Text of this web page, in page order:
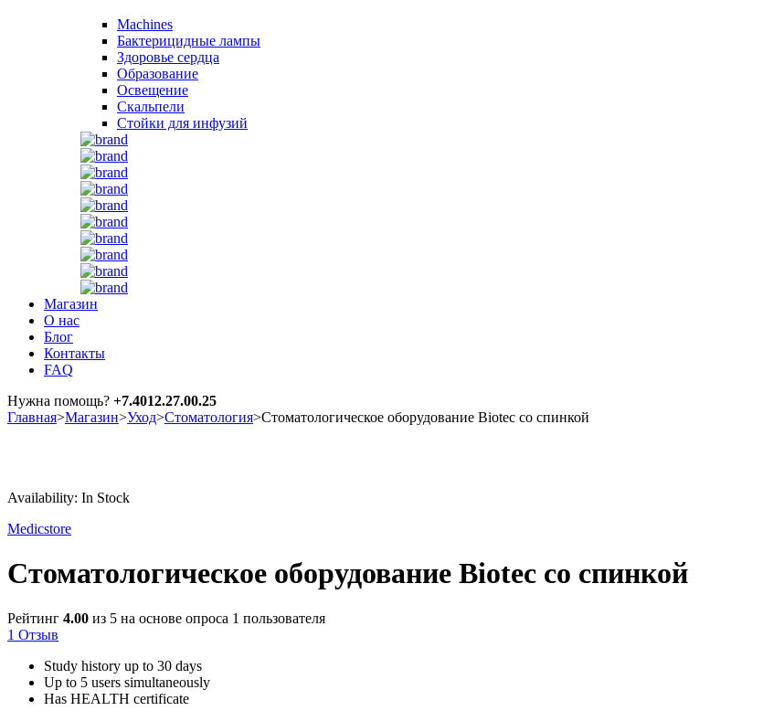
Machines
Бактерицидные лампы
Здоровье сердца
Образование
Освещение
Скальпели
Стойки для инфузий
Магазин
О нас
Блог
Контакты
FAQ
Нужна помощь? +7.4012.27.00.25
Главная>Магазин>Уход>Стоматология>Стоматологическое оборудование Biotec со спинкой
Availability: In Stock
Medicstore
Стоматологическое оборудование Biotec со спинкой
Рейтинг 4.00 из 5 на основе опроса 1 пользователя
1 Отзыв
Study history up to 30 days
Up to 5 users simultaneously
Has HEALTH certificate